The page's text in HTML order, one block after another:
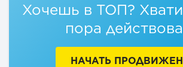
Хочешь в ТОП?
пора
НАЧАТЬ